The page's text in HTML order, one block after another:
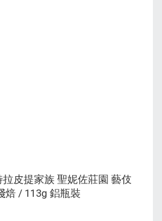
皮提家族 聖妮佐莊園 藝伎
焙 / 113g 鋁瓶裝